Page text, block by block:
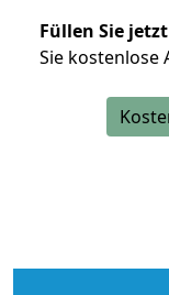
Füllen Sie
Sie kostenlose